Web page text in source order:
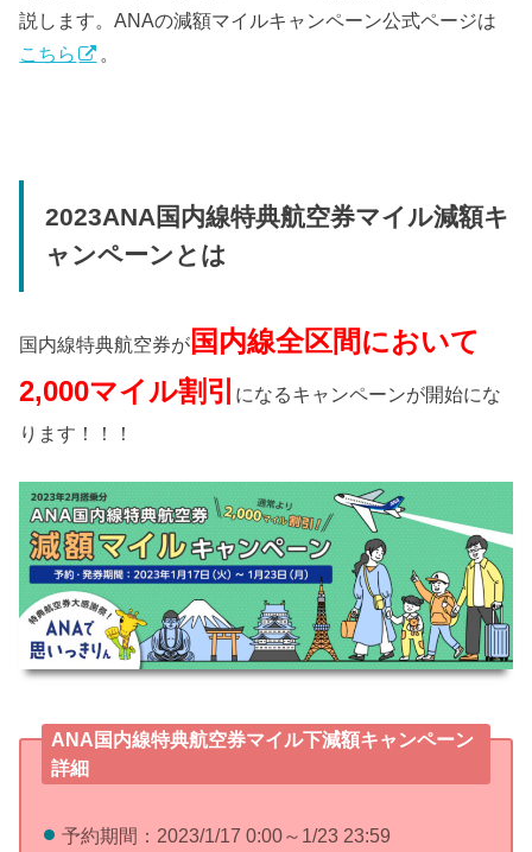
説します。ANAの減額マイルキャンペーン公式ページは
こちら
。
2023ANA国内線特典航空券マイル減額キ
ャンペーンとは
国内線特典航空券が 国内線全区間において
2,000マイル割引
になるキャンペーンが開始にな
ります！！！
ANA国内線特典航空券マイル下減額キャンペーン
詳細
予約期間：2023/1/17 0:00～1/23 23:59